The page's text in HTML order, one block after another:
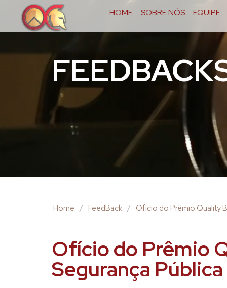
HOME SOBRE NÓS EQUIPE
Home / FeedBack / Ofício do Prêmio Quality
Ofício do Prêmio
Segurança Pública